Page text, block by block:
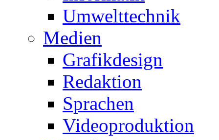
Umwelttechnik
Medien
Grafikdesign
Redaktion
Sprachen
Videoproduktion